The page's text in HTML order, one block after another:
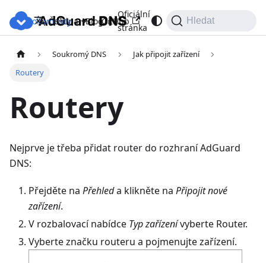
Dokumenty Blog
Oficiální
stránka
Čeština GitHub Hledat
Soukromý DNS
Jak připojit zařízení
Routery
Routery
Nejprve je třeba přidat router do rozhraní AdGuard
DNS:
Přejděte na Přehleda klikněte na Připojit nové
zařízení.
V rozbalovací nabídce Typ zařízenívyberte Router.
Vyberte značku routeru a pojmenujte zařízení.